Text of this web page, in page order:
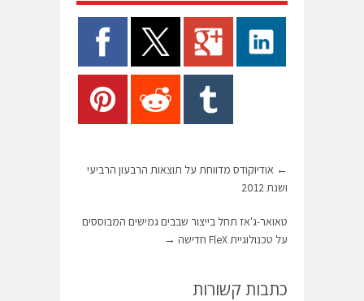
← אודיוקודס מדווחת על תוצאות הרבעון הרביעי
ושנת 2012
טאואר-ג'אז תחל בייצור שבבים גמישים המבוססים
על טכנולוגיית FleX חדישה
→
כתבות קשורות